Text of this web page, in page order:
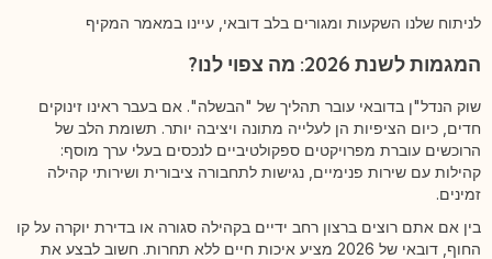
לניתוח שלנו השקעות ומגורים בלב דובאי, עיינו במאמר המקיף
המגמות לשנת 2026: מה צפוי לנו?
שוק הנדל"ן בדובאי עובר תהליך של "הבשלה". אם בעבר ראינו זינוקים
חדים, כיום הציפיות הן לעלייה מתונה ויציבה יותר. תשומת הלב של
הרוכשים עוברת מפרויקטים ספקולטיביים לנכסים בעלי ערך מוסף:
קהילות עם שירות פנימיים, נגישות לתחבורה ציבורית ושירותי קהילה
זמינים.
בין אם אתם רוצים ברצון רחב ידיים בקהילה סגורה או בדירת יוקרה על קו
החוף, דובאי של 2026 מציע איכות חיים ללא תחרות. חשוב לבצע את